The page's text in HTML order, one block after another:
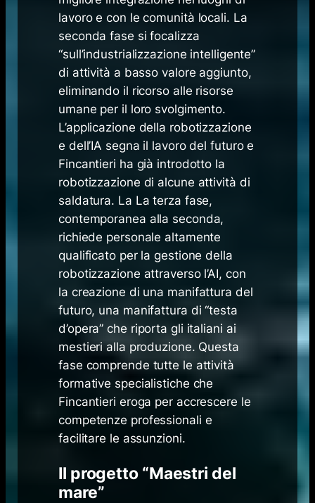
lavoro e con le comunità locali. La
seconda fase si focalizza
“sull’industrializzazione intelligente”
di attività a basso valore aggiunto,
eliminando il ricorso alle risorse
umane per il loro svolgimento.
L’applicazione della robotizzazione
e dell’IA segna il lavoro del futuro e
Fincantieri ha già introdotto la
robotizzazione di alcune attività di
saldatura. La La terza fase,
contemporanea alla seconda,
richiede personale altamente
qualificato per la gestione della
robotizzazione attraverso l’AI, con
la creazione di una manifattura del
futuro, una manifattura di “testa
d’opera” che riporta gli italiani ai
mestieri alla produzione. Questa
fase comprende tutte le attività
formative specialistiche che
Fincantieri eroga per accrescere le
competenze professionali e
facilitare le assunzioni.
Il progetto “Maestri del
mare”